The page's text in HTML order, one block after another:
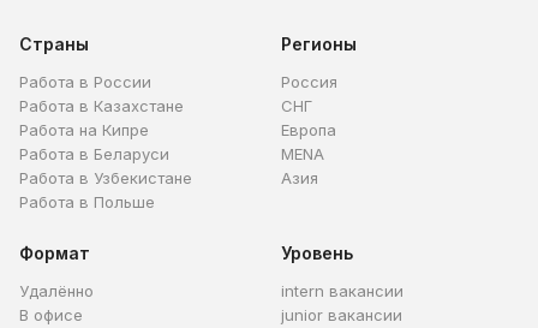
Страны
Работа в России
Работа в Казахстане
Работа на Кипре
Работа в Беларуси
Работа в Узбекистане
Работа в Польше
Регионы
Россия
СНГ
Европа
MENA
Азия
Формат
Удалённо
В офисе
Уровень
intern вакансии
junior вакансии